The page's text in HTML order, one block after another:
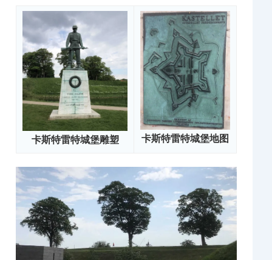
卡斯特雷特城堡雕塑 卡斯特雷特城堡地图